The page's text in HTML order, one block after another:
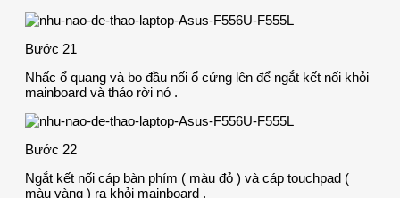
Bước 21
Nhấc ổ quang và bo đầu nối ổ cứng lên để ngắt kết nối khỏi
mainboard và tháo rời nó .
Bước 22
Ngắt kết nối cáp bàn phím ( màu đỏ ) và cáp touchpad (
màu vàng ) ra khỏi mainboard .